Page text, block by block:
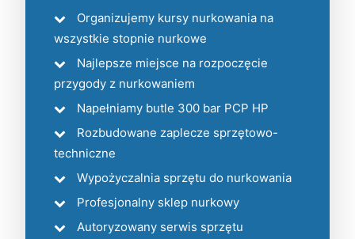
Organizujemy kursy nurkowania na
wszystkie stopnie nurkowe
Najlepsze miejsce na rozpoczęcie
przygody z nurkowaniem
Napełniamy butle 300 bar PCP HP
Rozbudowane zaplecze sprzętowo-
techniczne
Wypożyczalnia sprzętu do nurkowania
Profesjonalny sklep nurkowy
Autoryzowany serwis sprzętu